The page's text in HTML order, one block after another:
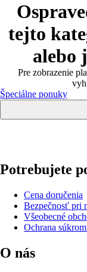
tejto
alebo
Pre zobrazenie
Špeciálne ponuky
Potrebujete
Cena doručenia
Bezpečnosť pri
Všeobecné
Ochrana
O nás